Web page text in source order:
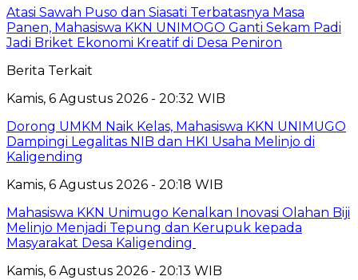
Atasi Sawah Puso dan Siasati Terbatasnya Masa
Panen, Mahasiswa KKN UNIMOGO Ganti Sekam Padi
Jadi Briket Ekonomi Kreatif di Desa Peniron
Berita Terkait
Kamis, 6 Agustus 2026 - 20:32 WIB
Dorong UMKM Naik Kelas, Mahasiswa KKN UNIMUGO
Dampingi Legalitas NIB dan HKI Usaha Melinjo di
Kaligending
Kamis, 6 Agustus 2026 - 20:18 WIB
Mahasiswa KKN Unimugo Kenalkan Inovasi Olahan Biji
Melinjo Menjadi Tepung dan Kerupuk kepada
Masyarakat Desa Kaligending
Kamis, 6 Agustus 2026 - 20:13 WIB